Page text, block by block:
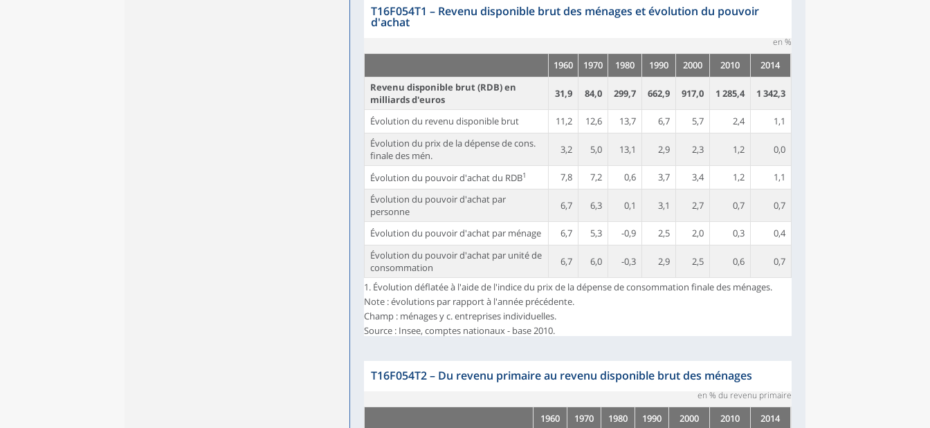
T16F054T1 – Revenu disponible brut des ménages et évolution du pouvoir
d'achat
en %
1960 1970 1980 1990 2000 2010
2014
Revenu disponible brut (RDB) en
milliards d'euros
31,9 84,0 299,7 662,9 917,0 1 285,4 1 342,3
Évolution du revenu disponible brut 11,2 12,6 13,7 6,7 5,7 2,4
1,1
Évolution du prix de la dépense de cons.
finale des mén.
3,2 5,0 13,1 2,9 2,3 1,2 0,0
Évolution du pouvoir d'achat du RDB1 7,8 7,2 0,6 3,7 3,4 1,2
1,1
Évolution du pouvoir d'achat par
personne
6,7 6,3 0,1 3,1 2,7 0,7 0,7
Évolution du pouvoir d'achat par ménage 6,7 5,3 -0,9 2,5 2,0 0,3
0,4
Évolution du pouvoir d'achat par unité de
consommation
6,7 6,0 -0,3 2,9 2,5 0,6 0,7
1. Évolution déflatée à l'aide de l'indice du prix de la dépense de consommation finale des ménages.
Note : évolutions par rapport à l'année précédente.
Champ : ménages y c. entreprises individuelles.
Source : Insee, comptes nationaux - base 2010.
T16F054T2– Du revenu primaire au revenu disponible brut des ménages
en % du revenu primaire
1960 1970 1980 1990 2000 2010
2014